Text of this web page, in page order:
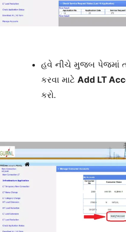
હવે નીચે મુજબ પેજમાં
કરવા માટે Add LT
કરો.